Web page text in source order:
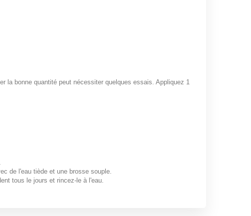
la bonne quantité peut nécessiter quelques essais. Appliquez 1
de l'eau tiède et une brosse souple.
tous le jours et rincez-le à l'eau.